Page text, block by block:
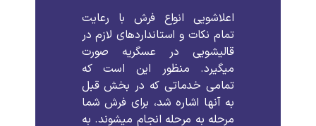
اعلاشویی انواع فرش با
رعایت
تمام نکات و استانداردهای لازم در
قالیشویی
در عسگریه
صورت
میگیرد. منظور این است
که
تمامی خدماتی که در بخش قبل
به آنها اشاره شد، برای فرش شما
مرحله به مرحله انجام میشوند. به